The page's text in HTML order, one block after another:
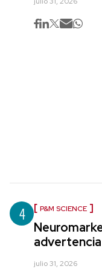
4 P&M SCIENCE
julio 31, 2026